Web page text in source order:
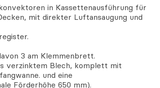
in Kassettenausführung für
mit direkter Luftansaugung und
3 am Klemmenbrett.
verzinktem Blech, komplett mit
und eine
Förderhöhe 650 mm).